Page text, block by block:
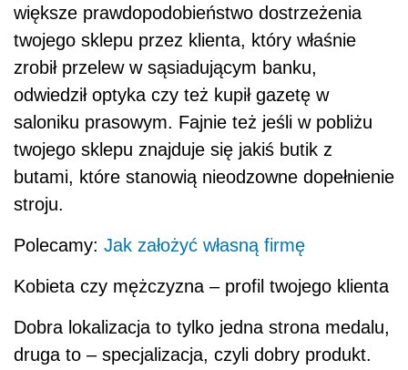
większe prawdopodobieństwo dostrzeżenia
twojego sklepu przez klienta, który właśnie
zrobił przelew w sąsiadującym banku,
odwiedził optyka czy też kupił gazetę w
saloniku prasowym. Fajnie też jeśli w pobliżu
twojego sklepu znajduje się jakiś butik z
butami, które stanowią nieodzowne dopełnienie
stroju.
Polecamy: Jak założyć własną firmę
Kobieta czy mężczyzna – profil twojego klienta
Dobra lokalizacja to tylko jedna strona medalu,
druga to – specjalizacja, czyli dobry produkt.